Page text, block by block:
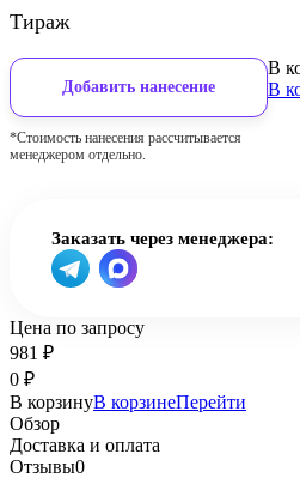
Тираж
Добавить нанесение
*Стоимость нанесения рассчитывается
менеджером отдельно.
В
В
Заказать через менеджера:
Цена по запросу
981 ₽
0 ₽
В корзинуВ корзинеПерейти
Обзор
Доставка и оплата
Отзывы0